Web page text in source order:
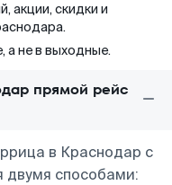
акции, скидки и
а не в выходные.
прямой рейс
в Краснодар с
двумя способами: